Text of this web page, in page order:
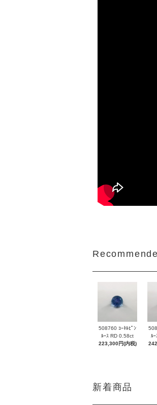
508760 ｺｰﾈﾙﾋﾟﾝ
ﾙｰｽ RD 0.58ct
223,300円(内税)
ﾙ
新着商品